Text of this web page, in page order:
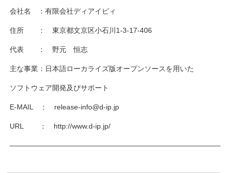
会社名 ：有限会社ディアイピィ
住所 ： 東京都文京区小石川1-3-17-406
代表 ： 野元 恒志
主な事業：日本語ローカライズ版オープンソースを用いた
ソフトウェア開発及びサポート
E-MAIL ： release-info@d-ip.jp
URL ： http://www.d-ip.jp/
――――――――――――――――――――――――――――――